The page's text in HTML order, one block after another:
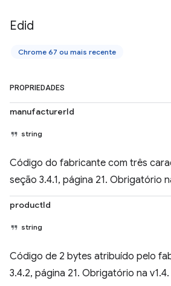
Edid
Chrome 67 ou mais recente
PROPRIEDADES
manufacturerId
string
Código do fabricante com três
seção 3.4.1, página 21. Obrigatório
productId
string
Código de 2 bytes atribuído pelo
3.4.2, página 21. Obrigatório na v1.4.